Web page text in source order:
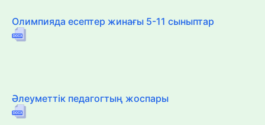
Олимпияда есептер жинағы 5-11 сыныптар
Әлеуметтік педагогтың жоспары